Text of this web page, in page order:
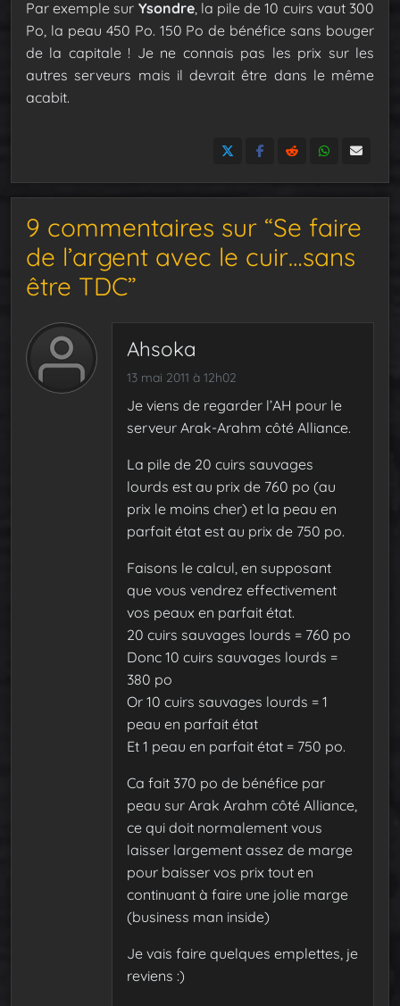
Par exemple sur Ysondre, la pile de 10 cuirs vaut 300
Po, la peau 450 Po. 150 Po de bénéfice sans bouger
de la capitale ! Je ne connais pas les prix sur les
autres serveurs mais il devrait être dans le même
acabit.
9 commentaires sur “Se faire
de l’argent avec le cuir…sans
être TDC”
Ahsoka
13 mai 2011 à 12h02
Je viens de regarder l’AH pour le
serveur Arak-Arahm côté Alliance.
La pile de 20 cuirs sauvages
lourds est au prix de 760 po (au
prix le moins cher) et la peau en
parfait état est au prix de 750 po.
Faisons le calcul, en supposant
que vous vendrez effectivement
vos peaux en parfait état.
20 cuirs sauvages lourds = 760 po
Donc 10 cuirs sauvages lourds =
380 po
Or 10 cuirs sauvages lourds = 1
peau en parfait état
Et 1 peau en parfait état = 750 po.
Ca fait 370 po de bénéfice par
peau sur Arak Arahm côté Alliance,
ce qui doit normalement vous
laisser largement assez de marge
pour baisser vos prix tout en
continuant à faire une jolie marge
(business man inside)
Je vais faire quelques emplettes, je
reviens :)